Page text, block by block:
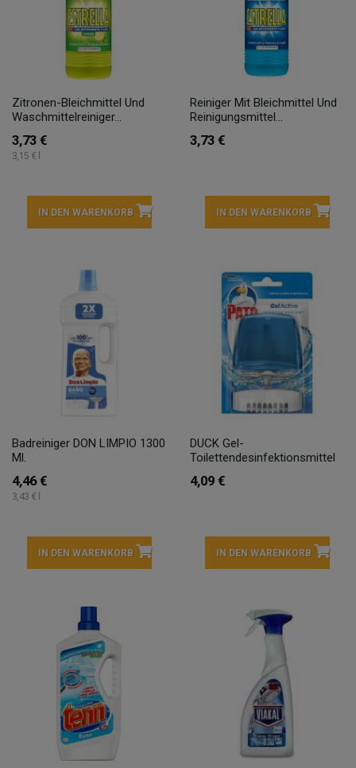
Zitronen-Bleichmittel Und
Waschmittelreiniger...
3,73 €
3,15 € l
IN DEN WARENKORB
Reiniger Mit Bleichmittel Und
Reinigungsmittel...
3,73 €
IN DEN WARENKORB
Badreiniger DON LIMPIO 1300
Ml.
4,46 €
3,43 € l
IN DEN WARENKORB
DUCK Gel-
Toilettendesinfektionsmittel
4,09 €
IN DEN WARENKORB